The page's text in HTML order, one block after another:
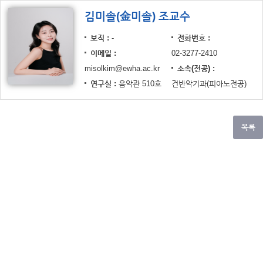
김미솔(金미솔) 조교수
보직 -
전화번호
02-3277-2410
이메일
misolkim@ewha.ac.kr
소속(전공)
건반악기과(피아노전공)
연구실 음악관 510호